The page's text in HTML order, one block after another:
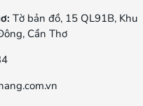
Tờ bản đồ, 15 QL91B, Khu
Cần Thơ